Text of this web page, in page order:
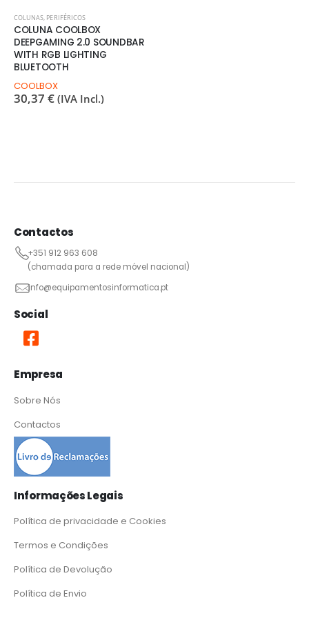
COLUNAS, PERIFÉRICOS
COLUNA COOLBOX
DEEPGAMING 2.0 SOUNDBAR
WITH RGB LIGHTING
BLUETOOTH
COOLBOX
30,37 € (IVA Incl.)
Contactos
+351 912 963 608
(chamada para a rede móvel nacional)
info@equipamentosinformatica.pt
Social
Empresa
Sobre Nós
Contactos
Informações Legais
Política de privacidade e Cookies
Termos e Condições
Política de Devolução
Política de Envio